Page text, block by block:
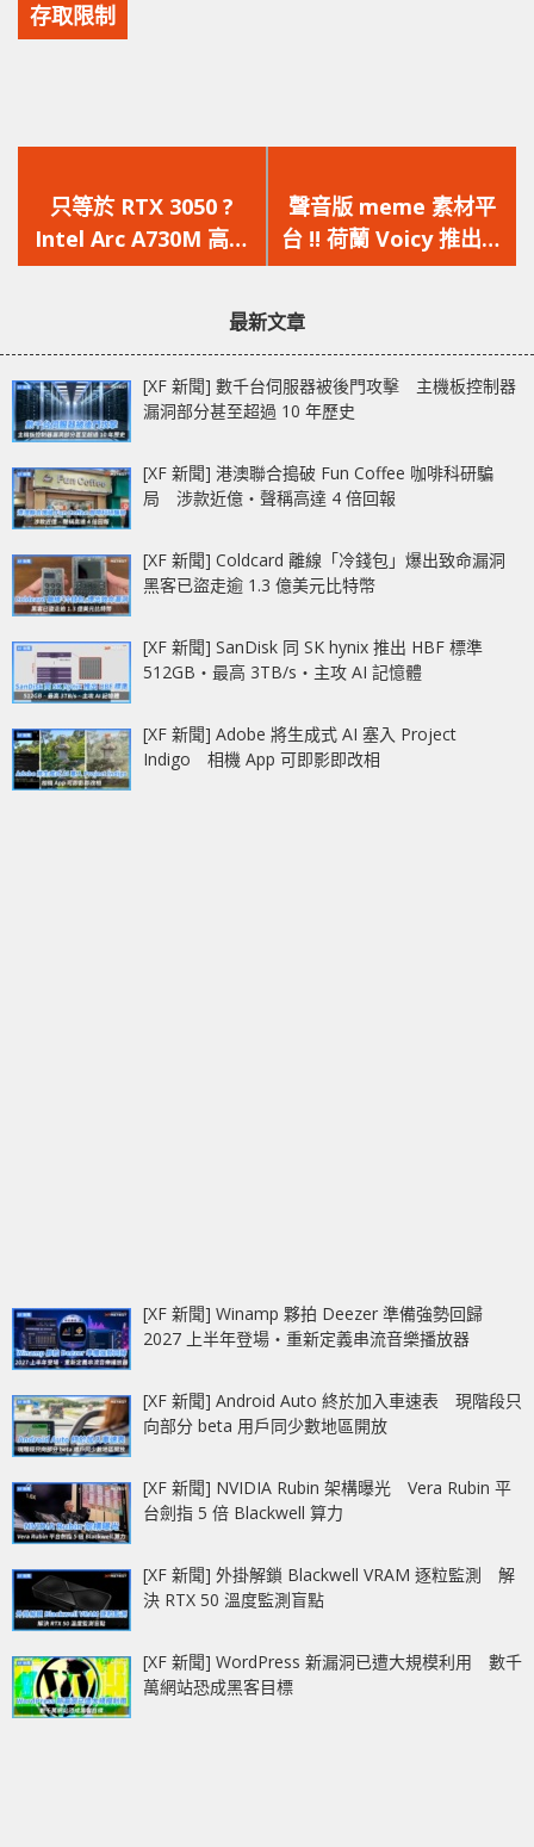
存取限制
一
篇
文
只等於 RTX 3050 ?
Intel Arc A730M 高階
顯示卡遊戲實測曝光，
一
篇
文
聲音版 meme 素材平
台 !! 荷蘭 Voicy 推出聲
音版迷因平台，未來將
最新文章
[XF 新聞] 數千台伺服器被後門攻擊 主機板控制器
漏洞部分甚至超過 10 年歷史
[XF 新聞] 港澳聯合搗破 Fun Coffee 咖啡科研騙
局 涉款近億‧聲稱高達 4 倍回報
[XF 新聞] Coldcard 離線「冷錢包」爆出致命漏洞
黑客已盜走逾 1.3 億美元比特幣
[XF 新聞] SanDisk 同 SK hynix 推出 HBF 標準
512GB‧最高 3TB/s‧主攻 AI 記憶體
[XF 新聞] Adobe 將生成式 AI 塞入 Project
Indigo 相機 App 可即影即改相
[XF 新聞] Winamp 夥拍 Deezer 準備強勢回歸
2027 上半年登場‧重新定義串流音樂播放器
[XF 新聞] Android Auto 終於加入車速表 現階段只
向部分 beta 用戶同少數地區開放
[XF 新聞] NVIDIA Rubin 架構曝光 Vera Rubin 平
台劍指 5 倍 Blackwell 算力
[XF 新聞] 外掛解鎖 Blackwell VRAM 逐粒監測 解
決 RTX 50 溫度監測盲點
[XF 新聞] WordPress 新漏洞已遭大規模利用 數千
萬網站恐成黑客目標